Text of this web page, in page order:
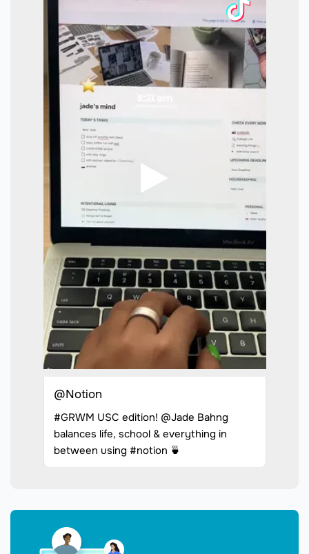
@Notion
#GRWM USC edition! @Jade Bahng
balances life, school & everything in
between using #notion 🍵